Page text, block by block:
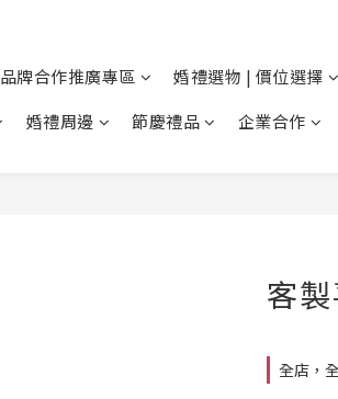
品牌合作推廣專區 婚禮選物 | 價位選擇
婚禮周邊 節慶禮品 企業合作
客
全店，